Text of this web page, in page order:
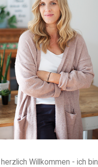
Willkommen - ich bin